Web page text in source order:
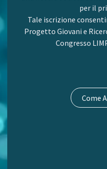
per il
Tale iscrizione
Progetto Giovani e
Congresso
Come